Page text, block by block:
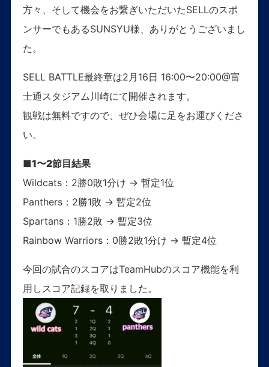
方々、そして機会をお繋ぎいただいたSELLのスポ
ンサーでもあるSUNSYU様、ありがとうございまし
た。
SELL BATTLE最終章は2月16日 16:00〜20:00@富
士通スタジアム川崎にて開催されます。
観戦は無料ですので、ぜひ会場に足をお運びくださ
い。
■1〜2節目結果
Wildcats：2勝0敗1分け → 暫定1位
Panthers：2勝1敗 → 暫定2位
Spartans：1勝2敗 → 暫定3位
Rainbow Warriors：0勝2敗1分け → 暫定4位
今回の試合のスコアはTeamHubのスコア機能を利
用しスコア記録を取りました。